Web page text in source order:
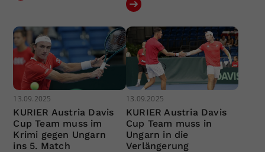
13.09.2025
KURIER Austria Davis
Cup Team muss im
Krimi gegen Ungarn
ins 5. Match
13.09.2025
KURIER Austria Davis
Cup Team muss in
Ungarn in die
Verlängerung